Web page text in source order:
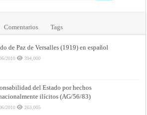
Comentarios Tags
de Paz de Versalles (1919) en español
2010 394,000
del Estado por hechos
ilícitos (AG/56/83)
2010 263,005